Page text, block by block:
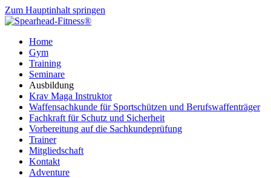
Zum Hauptinhalt springen
Home
Gym
Training
Seminare
Ausbildung
Krav Maga Instruktor
Waffensachkunde für Sportschützen und Berufswaffenträger
Fachkraft für Schutz und Sicherheit
Vorbereitung auf die Sachkundeprüfung
Trainer
Mitgliedschaft
Kontakt
Adventure